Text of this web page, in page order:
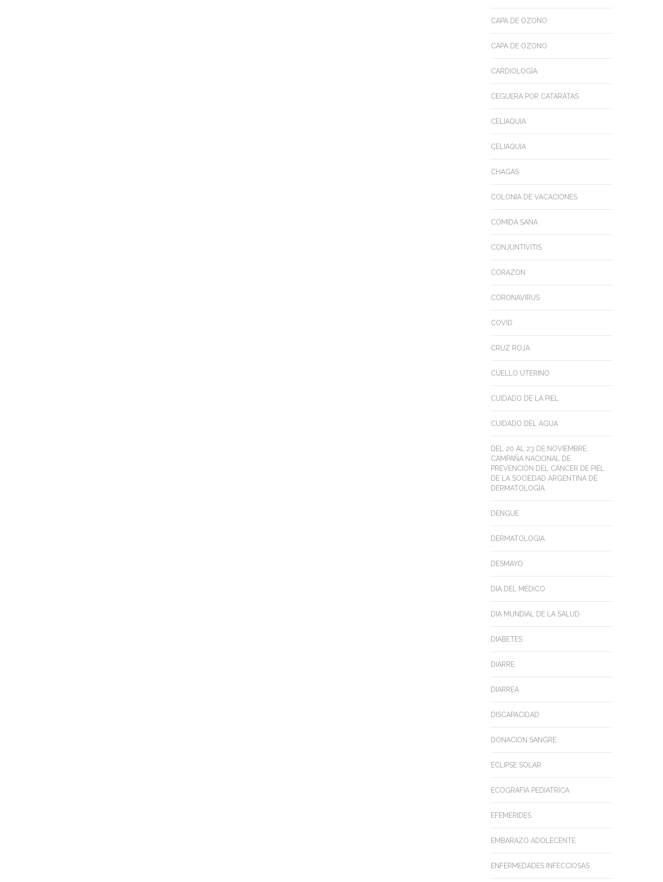
CAPA DE OZONO
CAPA DE OZONO
CARDIOLOGÍA
CEGUERA POR CATARATAS
CELIAQUIA
CELIAQUIA
CHAGAS
COLONIA DE VACACIONES
COMIDA SANA
CONJUNTIVITIS
CORAZON
CORONAVIRUS
COVID
CRUZ ROJA
CUELLO UTERINO
CUIDADO DE LA PIEL
CUIDADO DEL AGUA
DEL 20 AL 23 DE NOVIEMBRE:
CAMPAÑA NACIONAL DE
PREVENCIÓN DEL CÁNCER DE PIEL
DE LA SOCIEDAD ARGENTINA DE
DERMATOLOGÍA
DENGUE
DERMATOLOGIA
DESMAYO
DIA DEL MÉDICO
DIA MUNDIAL DE LA SALUD
DIABETES
DIARRE
DIARREA
DISCAPACIDAD
DONACION SANGRE
ECLIPSE SOLAR
ECOGRAFIA PEDIATRICA
EFEMERIDES
EMBARAZO ADOLECENTE
ENFERMEDADES INFECCIOSAS